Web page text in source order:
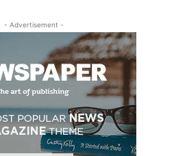
- Advertisement -